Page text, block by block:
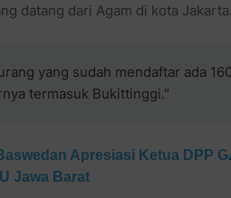
datang dari Agam di kota Jakarta.
yang sudah mendaftar ada
termasuk Bukittinggi."
Apresiasi Ketua DPP
Jawa Barat